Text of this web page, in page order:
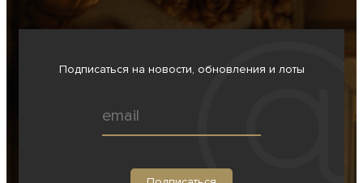
Подписаться на новости, обновления и лоты